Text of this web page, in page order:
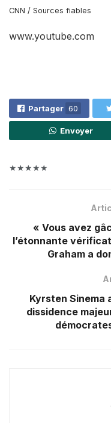
CNN / Sources fiables
www.youtube.com
Partager 60
Envoyer
★★★★★
« Vous avez
l’étonnante
Graham a
Kyrsten Sinema
dissidence